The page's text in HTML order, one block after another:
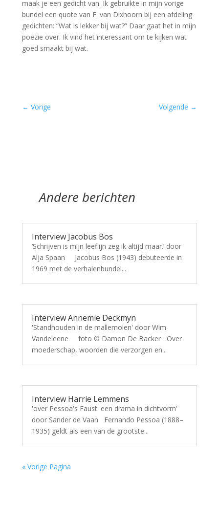
maak je een gedicht van. Ik gebruikte in mijn vorige
bundel een quote van F. van Dixhoorn bij een afdeling
gedichten: “Wat is lekker bij wat?” Daar gaat het in mijn
poëzie over. Ik vind het interessant om te kijken wat
goed smaakt bij wat.
← Vorige Volgende →
Andere berichten
Interview Jacobus Bos
‘Schrijven is mijn leeflijn zeg ik altijd maar.’ door
Alja Spaan Jacobus Bos (1943) debuteerde in
1969 met de verhalenbundel...
Interview Annemie Deckmyn
'Standhouden in de mallemolen' door Wim
Vandeleene foto © Damon De Backer Over
moederschap, woorden die verzorgen en...
Interview Harrie Lemmens
'over Pessoa's Faust: een drama in dichtvorm'
door Sander de Vaan Fernando Pessoa (1888–
1935) geldt als een van de grootste...
« Vorige Pagina